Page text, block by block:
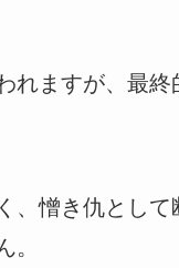
れますが、最
憎き仇として
。